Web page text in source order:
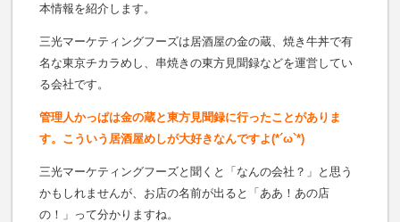
本情報を紹介します。
三光マーケティングフーズは居酒屋の金の蔵、焼き牛丼で有
名な東京チカラめし、串焼きの東方見聞録などを運営してい
る会社です。
管理人かっぱは金の蔵と東方見聞録に行ったことがありま
す。こういう居酒屋めしが大好きなんですよ(*´ω`*)
三光マーケティングフーズと聞くと「なんの会社？」と思う
かもしれませんが、お店の名前が出ると「ああ！あの店
の！」って分かりますね。